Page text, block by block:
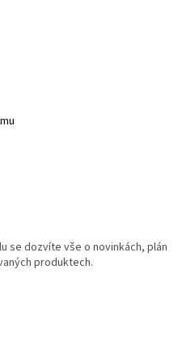
se dozvíte vše o novinkách, plán
produktech.